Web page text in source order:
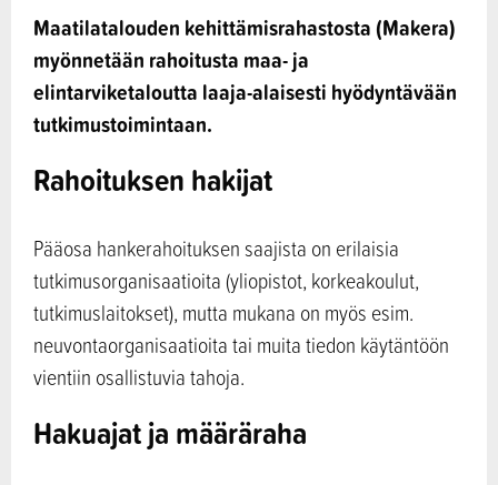
Maatilatalouden kehittämisrahastosta (Makera)
myönnetään rahoitusta maa- ja
elintarviketaloutta laaja-alaisesti hyödyntävään
tutkimustoimintaan.
Rahoituksen hakijat
Pääosa hankerahoituksen saajista on erilaisia
tutkimusorganisaatioita (yliopistot, korkeakoulut,
tutkimuslaitokset), mutta mukana on myös esim.
neuvontaorganisaatioita tai muita tiedon käytäntöön
vientiin osallistuvia tahoja.
Hakuajat ja määräraha